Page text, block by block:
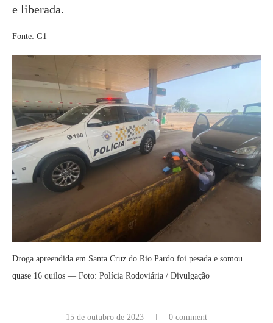
e liberada.
Fonte: G1
Droga apreendida em Santa Cruz do Rio Pardo foi pesada e somou
quase 16 quilos — Foto: Polícia Rodoviária / Divulgação
15 de outubro de 2023 0 comment